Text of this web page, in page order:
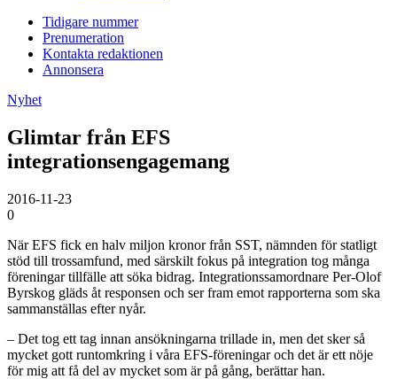
Tidigare nummer
Prenumeration
Kontakta redaktionen
Annonsera
Nyhet
Glimtar från EFS
integrationsengagemang
2016-11-23
0
När EFS fick en halv miljon kronor från SST, nämnden för statligt
stöd till trossamfund, med särskilt fokus på integration tog många
föreningar tillfälle att söka bidrag. Integrationssamordnare Per-Olof
Byrskog gläds åt responsen och ser fram emot rapporterna som ska
sammanställas efter nyår.
– Det tog ett tag innan ansökningarna trillade in, men det sker så
mycket gott runtomkring i våra EFS-föreningar och det är ett nöje
för mig att få del av mycket som är på gång, berättar han.